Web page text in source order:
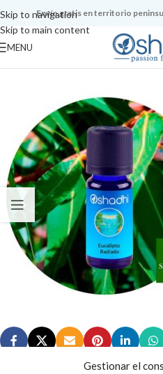
Gestionar el
Skip to navigation
Skip to main content
Envío gratis en territorio
MENU